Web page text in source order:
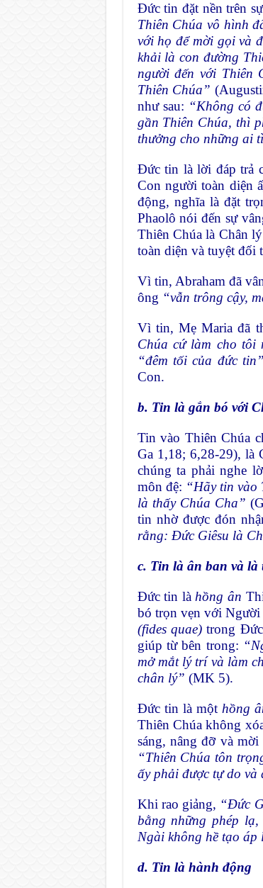
Đức tin đặt nền trên
Thiên Chúa vô hình
với họ để mời gọi và
khải là con đường
người đến với Thiên
Thiên Chúa”
như sau: “Không có
gần Thiên Chúa, thì
thưởng cho những ai
Ðức tin là lời đáp trả
Con người toàn diện
động, nghĩa là đặt
Phaolô nói đến sự
Thiên Chúa là Chân
toàn diện và tuyệt đối
Vì tin, Abraham đã
ông “vẫn trông cậy,
Vì tin, Mẹ Maria đã
Chúa cứ làm cho
“đêm tối của đức tin”
Con.
b. Tin là gắn bó với
Tin vào Thiên Chúa
Ga 1,18; 6,28-29), là
chúng ta phải nghe
môn đệ: “Hãy tin vào
là thấy Chúa Cha”
tin nhờ được đón
rằng: Ðức Giêsu là
c. Tin là ân ban và
Đức tin là hồng ân
bó trọn vẹn với
(fides quae)trong Đức
giúp từ bên trong:
mở mắt lý trí và làm
chân lý” (MK 5).
Đức tin là một hồng
Thiên Chúa không
sáng, nâng đỡ và
“Thiên Chúa tôn
ấy phải được tự do và
Khi rao giảng, “Ðức
bằng những phép
Ngài không hề tạo áp
d. Tin là hành động